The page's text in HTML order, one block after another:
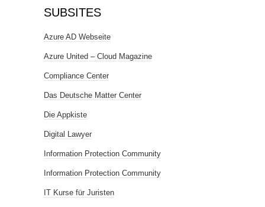
SUBSITES
Azure AD Webseite
Azure United – Cloud Magazine
Compliance Center
Das Deutsche Matter Center
Die Appkiste
Digital Lawyer
Information Protection Community
Information Protection Community
IT Kurse für Juristen